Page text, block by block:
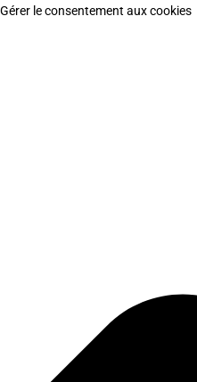
Gérer le consentement aux cookies